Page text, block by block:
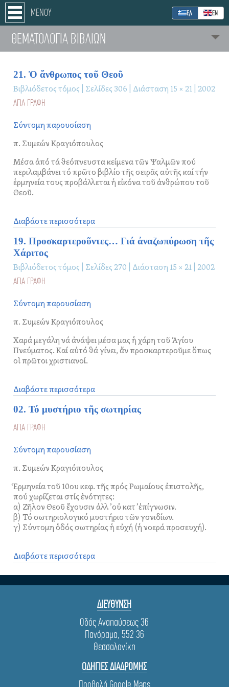
ΜΕΝΟΥ ΕΛ ΕΝ
ΘΕΜΑΤΟΛΟΓΊΑ ΒΙΒΛΙΩΝ
21. Ὁ ἄνθρωπος τοῦ Θεοῦ
Βιβλιόδετος τόμος | Σελίδες 306 | Διάσταση 15 × 21 | 2002
ΑΓΙΑ ΓΡΑΦΗ
Σύντομη παρουσίαση
π. Συμεών Κραγιόπουλος
Μέσα ἀπό τά θεόπνευστα κείμενα τῶν Ψαλμῶν πού
περιλαμβάνει τό πρῶτο βιβλίο τῆς σειρᾶς αὐτῆς καί τήν
ἑρμηνεία τους προβάλλεται ἡ εἰκόνα τοῦ ἀνθρώπου τοῦ
Θεοῦ.
Διαβάστε περισσότερα
19. Προσκαρτεροῦντες… Γιά ἀναζωπύρωση τῆς
Χάριτος
Βιβλιόδετος τόμος | Σελίδες 270 | Διάσταση 15 × 21 | 2002
ΑΓΙΑ ΓΡΑΦΗ
Σύντομη παρουσίαση
π. Συμεών Κραγιόπουλος
Χαρά μεγάλη νά ἀνάψει μέσα μας ἡ χάρη τοῦ Ἁγίου
Πνεύματος. Καί αὐτό θά γίνει, ἄν προσκαρτεροῦμε ὅπως
οἱ πρῶτοι χριστιανοί.
Διαβάστε περισσότερα
02. Τό μυστήριο τῆς σωτηρίας
ΑΓΙΑ ΓΡΑΦΗ
Σύντομη παρουσίαση
π. Συμεών Κραγιόπουλος
Ἑρμηνεία τοῦ 10ου κεφ. τῆς πρός Ρωμαίους ἐπιστολῆς,
πού χωρίζεται στίς ἑνότητες:
α) Ζῆλον Θεοῦ ἔχουσιν ἀλλ ̓ οὐ κατ ̓ ἐπίγνωσιν.
β) Τό σωτηριολογικό μυστήριο τῶν γονιδίων.
γ) Σύντομη ὁδός σωτηρίας ἡ εὐχή (ἡ νοερά προσευχή).
Διαβάστε περισσότερα
ΔΙΕΥΘΥΝΣΗ
Οδός Αναπαύσεως 36
Πανόραμα, 552 36
Θεσσαλονίκη
ΟΔΗΓΙΕΣ ΔΙΑΔΡΟΜΗΣ
Προβολή Google Maps